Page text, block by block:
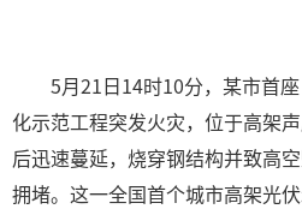
5月21日14时10分，某市首
化示范工程突发火灾，位于高架
后迅速蔓延，烧穿钢结构并致高
拥堵。这一全国首个城市高架光